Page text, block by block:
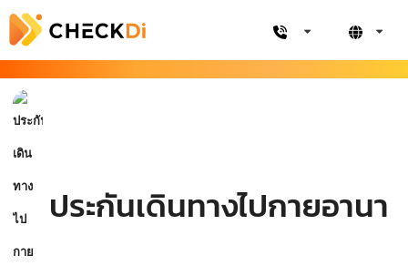
ประกันเดินทางไปกายอานา